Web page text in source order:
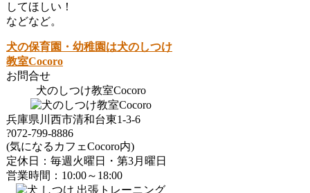
してほしい！
などなど。
犬の保育園・幼稚園は犬のしつけ
教室Cocoro
お問合せ
犬のしつけ教室Cocoro
兵庫県川西市清和台東1-3-6
?072-799-8886
(気になるカフェCocoro内)
定休日：毎週火曜日・第3月曜日
営業時間：10:00～18:00